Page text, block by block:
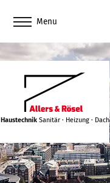
Menu
Haustechnik Sanitär · Heizung · Dach